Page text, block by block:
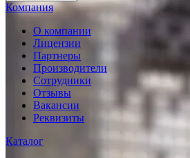
Компания
О компании
Лицензии
Партнеры
Производители
Сотрудники
Отзывы
Вакансии
Реквизиты
Каталог